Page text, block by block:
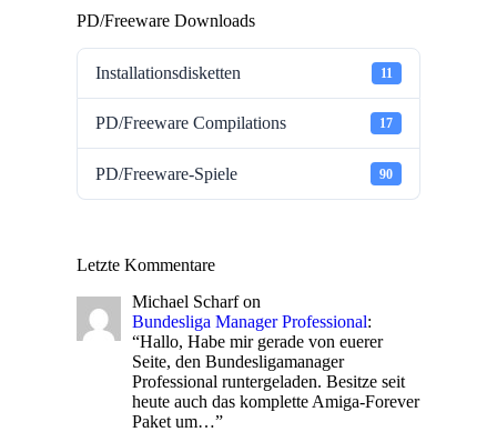
PD/Freeware Downloads
Installationsdisketten 11
PD/Freeware Compilations 17
PD/Freeware-Spiele 90
Letzte Kommentare
Michael Scharfon
Bundesliga Manager Professional:
“Hallo, Habe mir gerade von euerer
Seite, den Bundesligamanager
Professional runtergeladen. Besitze seit
heute auch das komplette Amiga-Forever
Paket um…”